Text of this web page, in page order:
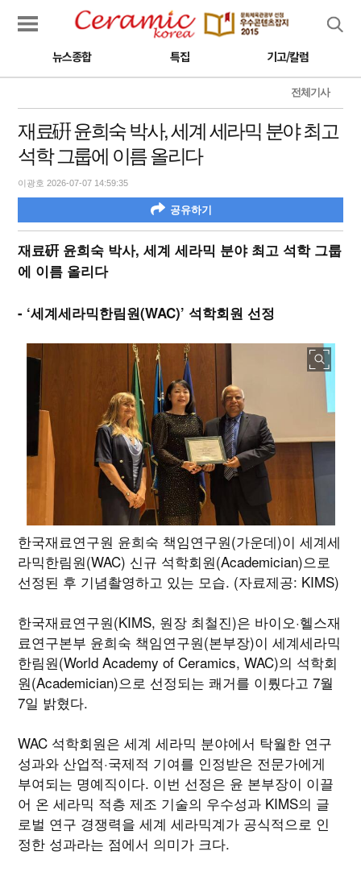
뉴스종합 특집 기고/칼럼
전체기사
재료硏 윤희숙 박사, 세계 세라믹 분야 최고
석학 그룹에 이름 올리다
이광호 2026-07-07 14:59:35
공유하기
재료硏 윤희숙 박사, 세계 세라믹 분야 최고 석학 그룹
에 이름 올리다
- ‘세계세라믹한림원(WAC)’ 석학회원 선정
한국재료연구원 윤희숙 책임연구원(가운데)이 세계세
라믹한림원(WAC) 신규 석학회원(Academician)으로
선정된 후 기념촬영하고 있는 모습. (자료제공: KIMS)
한국재료연구원(KIMS, 원장 최철진)은 바이오·헬스재
료연구본부 윤희숙 책임연구원(본부장)이 세계세라믹
한림원(World Academy of Ceramics, WAC)의 석학회
원(Academician)으로 선정되는 쾌거를 이뤘다고 7월
7일 밝혔다.
WAC 석학회원은 세계 세라믹 분야에서 탁월한 연구
성과와 산업적·국제적 기여를 인정받은 전문가에게
부여되는 명예직이다. 이번 선정은 윤 본부장이 이끌
어 온 세라믹 적층 제조 기술의 우수성과 KIMS의 글
로벌 연구 경쟁력을 세계 세라믹계가 공식적으로 인
정한 성과라는 점에서 의미가 크다.
검색